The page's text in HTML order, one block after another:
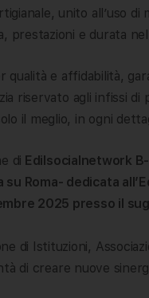
unito all’uso di
prestazioni e durata
qualità e affidabilità,
riservato agli infissi di
il meglio, in ogni
di Edilsocialnetwork
Roma- dedicata
2025 presso il
di Istituzioni,
di creare nuove